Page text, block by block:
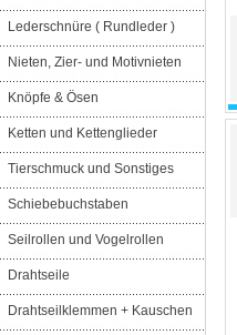
Lederschnüre ( Rundleder )
Nieten, Zier- und Motivnieten
Knöpfe & Ösen
Ketten und Kettenglieder
Tierschmuck und Sonstiges
Schiebebuchstaben
Seilrollen und Vogelrollen
Drahtseile
Drahtseilklemmen + Kauschen